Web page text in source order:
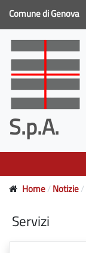
Comune di Genova
S.p.A.
Home Notizie
Servizi